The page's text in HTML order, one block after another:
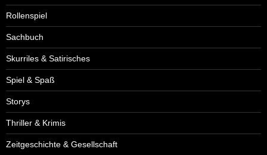
Rollenspiel
Sachbuch
Skurriles & Satirisches
Spiel & Spaß
Storys
Thriller & Krimis
Zeitgeschichte & Gesellschaft